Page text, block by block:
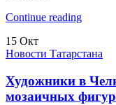
Continue reading
15 Окт
Новости Татарстана
Художники в
мозаичных